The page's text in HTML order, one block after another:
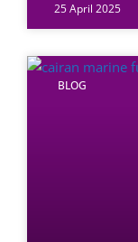
25 April 2025
BLOG